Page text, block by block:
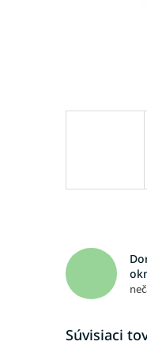
Súvisiaci